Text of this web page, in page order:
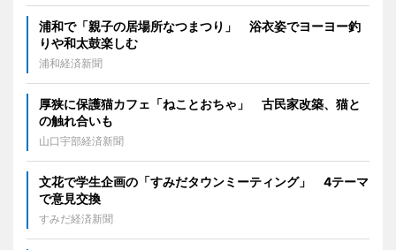
浦和で「親子の居場所なつまつり」 浴衣姿でヨーヨー釣
りや和太鼓楽しむ
浦和経済新聞
厚狭に保護猫カフェ「ねことおちゃ」 古民家改築、猫と
の触れ合いも
山口宇部経済新聞
文花で学生企画の「すみだタウンミーティング」 4テーマ
で意見交換
すみだ経済新聞